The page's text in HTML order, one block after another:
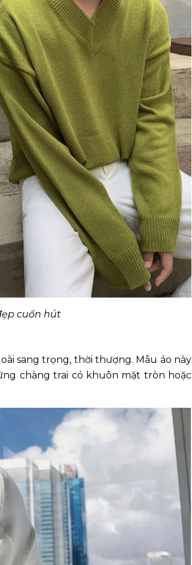
cuốn hút
sang trọng, thời thượng. Mẫu áo này
chàng trai có khuôn mặt tròn hoặc